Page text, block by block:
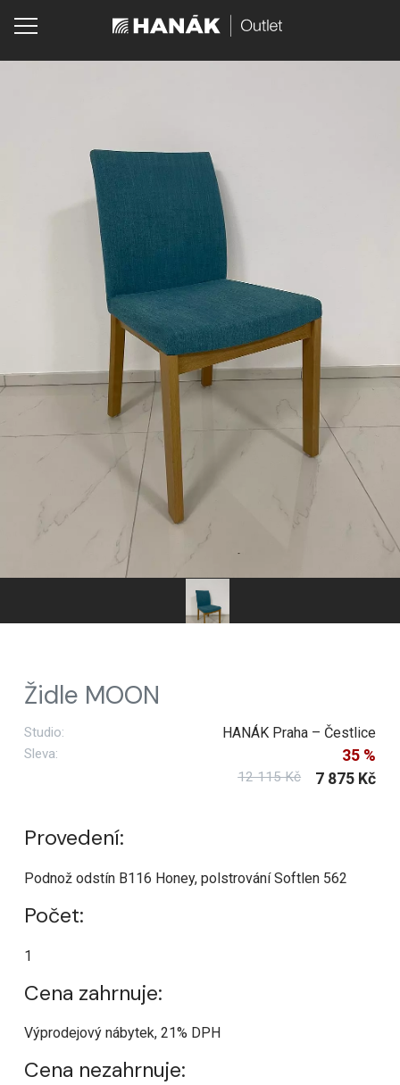
Židle MOON
Studio: HANÁK Praha – Čestlice
Sleva: 35 %
12 115 Kč 7 875 Kč
Provedení:
Podnož odstín B116 Honey, polstrování Softlen 562
Počet:
1
Cena zahrnuje:
Výprodejový nábytek, 21% DPH
Cena nezahrnuje: